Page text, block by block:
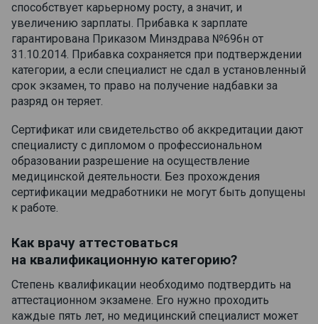
способствует карьерному росту, а значит, и
увеличению зарплаты. Прибавка к зарплате
гарантирована Приказом Минздрава №696н от
31.10.2014. Прибавка сохраняется при подтверждении
категории, а если специалист не сдал в установленный
срок экзамен, то право на получение надбавки за
разряд он теряет.
Сертификат или свидетельство об аккредитации дают
специалисту с дипломом о профессиональном
образовании разрешение на осуществление
медицинской деятельности. Без прохождения
сертификации медработники не могут быть допущены
к работе.
Как врачу аттестоваться
на квалификационную категорию?
Степень квалификации необходимо подтвердить на
аттестационном экзамене. Его нужно проходить
каждые пять лет, но медицинский специалист может